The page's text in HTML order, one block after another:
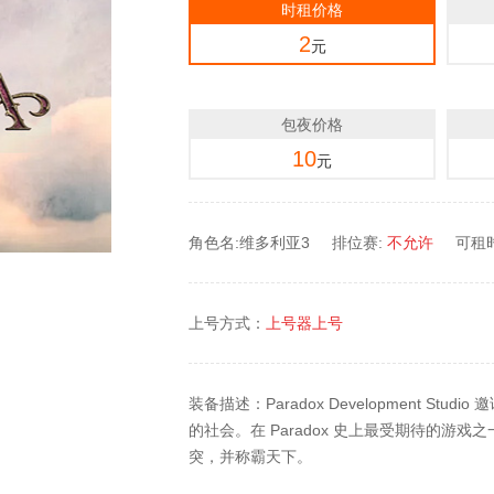
时租价格
2元
包夜价格
10元
角色名:维多利亚3 排位赛: 不允许 可租
上号方式： 上号器上号
装备描述：Paradox Development Studio
的社会。在 Paradox 史上最受期待的游戏
突，并称霸天下。